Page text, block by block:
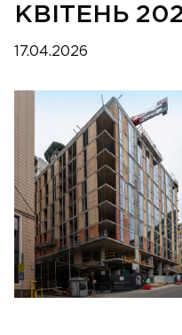
КВІТЕНЬ
17.04.2026